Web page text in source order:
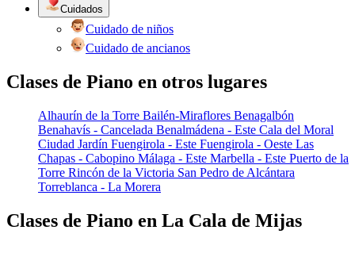
Cuidados
Cuidado de niños
Cuidado de ancianos
Clases de Piano en otros lugares
Alhaurín de la Torre Bailén-Miraflores Benagalbón
Benahavís - Cancelada Benalmádena - Este Cala del Moral
Ciudad Jardín Fuengirola - Este Fuengirola - Oeste Las
Chapas - Cabopino Málaga - Este Marbella - Este Puerto de la
Torre Rincón de la Victoria San Pedro de Alcántara
Torreblanca - La Morera
Clases de Piano en La Cala de Mijas